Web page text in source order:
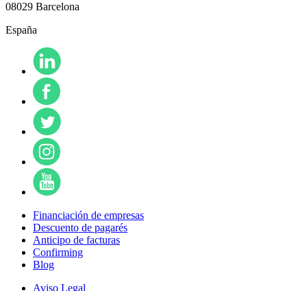
08029 Barcelona
España
Financiación de empresas
Descuento de pagarés
Anticipo de facturas
Confirming
Blog
Aviso Legal